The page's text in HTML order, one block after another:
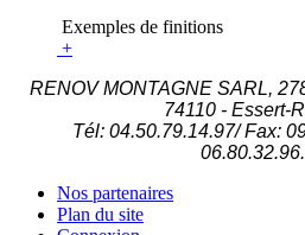
Exemples de finitions
+
RENOV MONTAGNE SARL,
74110 - Essert-
Tél: 04.50.79.14.97/ Fax:
Nos partenaires
Plan du site